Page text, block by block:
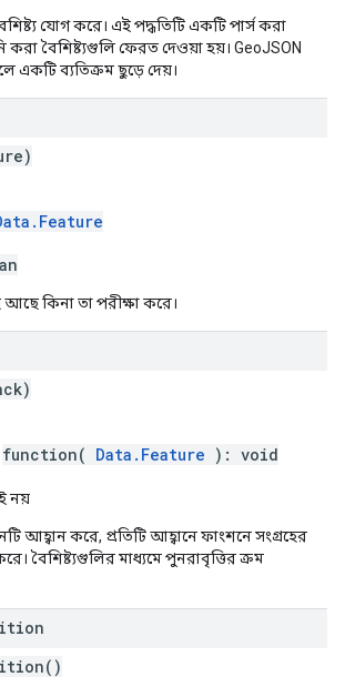
যোগ করে। এই পদ্ধতিটি একটি পার্স করা
করা বৈশিষ্ট্যগুলি ফেরত দেওয়া হয়। GeoJSON
একটি ব্যতিক্রম ছুড়ে দেয়।
আছে কিনা তা পরীক্ষা করে।
function( Data.Feature ): void
নয়
আহ্বান করে, প্রতিটি আহ্বানে ফাংশনে সংগ্রহের
বৈশিষ্ট্যগুলির মাধ্যমে পুনরাবৃত্তির ক্রম